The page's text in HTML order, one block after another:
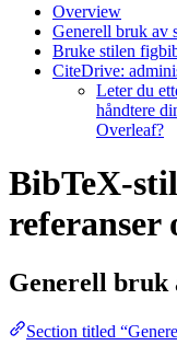
Overview
Generell bruk av
Bruke stilen
CiteDrive:
Leter du
håndtere
Overleaf?
BibTeX-
referanser
Generell bruk
Section titled